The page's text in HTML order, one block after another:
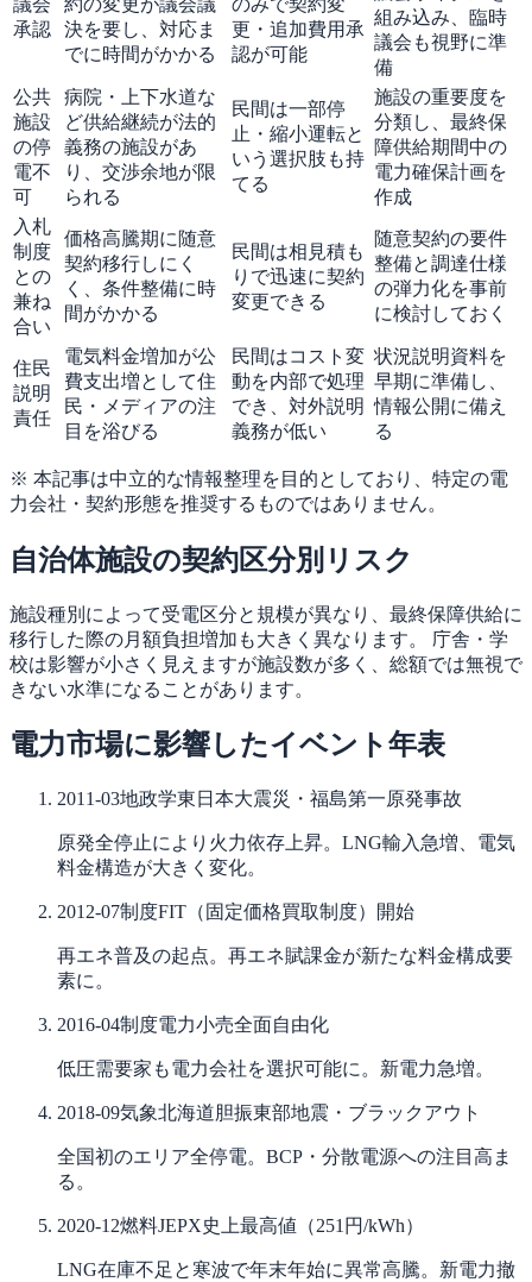
承認
決を要し、対応ま
でに時間がかかる
更・追加費用承
認が可能
組み込み、臨時
議会も視野に準
備
公共
施設
の停
電不
可
病院・上下水道な
ど供給継続が法的
義務の施設があ
り、交渉余地が限
られる
民間は一部停
止・縮小運転と
いう選択肢も持
てる
施設の重要度を
分類し、最終保
障供給期間中の
電力確保計画を
作成
入札
制度
との
兼ね
合い
価格高騰期に随意
契約移行しにく
く、条件整備に時
間がかかる
民間は相見積も
りで迅速に契約
変更できる
随意契約の要件
整備と調達仕様
の弾力化を事前
に検討しておく
住民
説明
責任
電気料金増加が公
費支出増として住
民・メディアの注
目を浴びる
民間はコスト変
動を内部で処理
でき、対外説明
義務が低い
状況説明資料を
早期に準備し、
情報公開に備え
る
※ 本記事は中立的な情報整理を目的としており、特定の電
力会社・契約形態を推奨するものではありません。
自治体施設の契約区分別リスク
施設種別によって受電区分と規模が異なり、最終保障供給に
移行した際の月額負担増加も大きく異なります。 庁舎・学
校は影響が小さく見えますが施設数が多く、総額では無視で
きない水準になることがあります。
電力市場に影響したイベント年表
2011-03地政学東日本大震災・福島第一原発事故
原発全停止により火力依存上昇。LNG輸入急増、電気
料金構造が大きく変化。
2012-07制度FIT（固定価格買取制度）開始
再エネ普及の起点。再エネ賦課金が新たな料金構成要
素に。
2016-04制度電力小売全面自由化
低圧需要家も電力会社を選択可能に。新電力急増。
2018-09気象北海道胆振東部地震・ブラックアウト
全国初のエリア全停電。BCP・分散電源への注目高ま
る。
2020-12燃料JEPX史上最高値（251円/kWh）
LNG在庫不足と寒波で年末年始に異常高騰。新電力撤